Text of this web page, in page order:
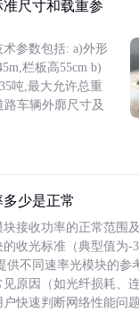
尺寸和载重参
参数包括: a)外形
栏板高55cm b)
吨,最大允许总重
车辆外廓尺寸及
少是正常
接收功率的正常范围
收光标准（典型值为-
供不同速率光模块的参
原因（如光纤损耗、
快速判断网络性能问题